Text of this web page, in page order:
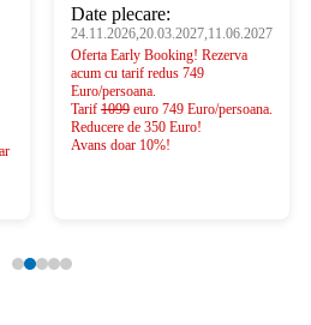
Date plecare:
24.11.2026,20.03.2027,11.06.2027
Oferta Early Booking! Rezerva
acum cu tarif redus 749
Euro/persoana.
Tarif 1099 euro 749 Euro/persoana.
Reducere de 350 Euro!
Avans doar 10%!